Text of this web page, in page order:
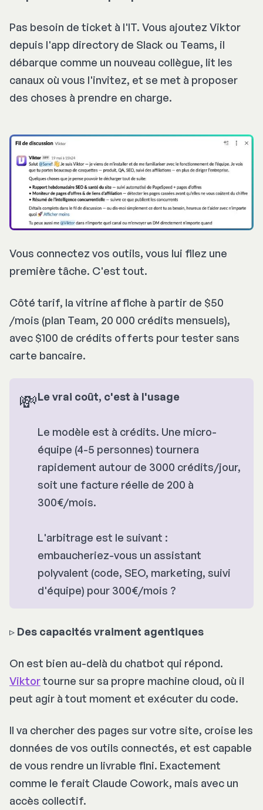
Pas besoin de ticket à l'IT. Vous ajoutez Viktor
depuis l'app directory de Slack ou Teams, il
débarque comme un nouveau collègue, lit les
canaux où vous l'invitez, et se met à proposer
des choses à prendre en charge.
Vous connectez vos outils, vous lui filez une
première tâche. C'est tout.
Côté tarif, la vitrine affiche à partir de $50
/mois (plan Team, 20 000 crédits mensuels),
avec $100 de crédits offerts pour tester sans
carte bancaire.
💸Le vrai coût, c'est à l'usage
Le modèle est à crédits. Une micro-
équipe (4-5 personnes) tournera
rapidement autour de 3000 crédits/jour,
soit une facture réelle de 200 à
300€/mois.
L'arbitrage est le suivant :
embaucheriez-vous un assistant
polyvalent (code, SEO, marketing, suivi
d'équipe) pour 300€/mois ?
▹ Des capacités vraiment agentiques
On est bien au-delà du chatbot qui répond.
Viktortourne sur sa propre machine cloud, où il
peut agir à tout moment et exécuter du code.
Il va chercher des pages sur votre site, croise les
données de vos outils connectés, et est capable
de vous rendre un livrable fini. Exactement
comme le ferait Claude Cowork, mais avec un
accès collectif.